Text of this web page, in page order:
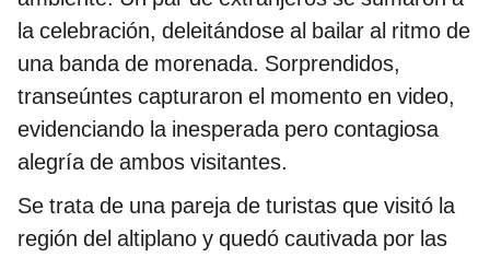
la celebración, deleitándose al bailar al ritmo de
una banda de morenada. Sorprendidos,
transeúntes capturaron el momento en video,
evidenciando la inesperada pero contagiosa
alegría de ambos visitantes.
Se trata de una pareja de turistas que visitó la
región del altiplano y quedó cautivada por las